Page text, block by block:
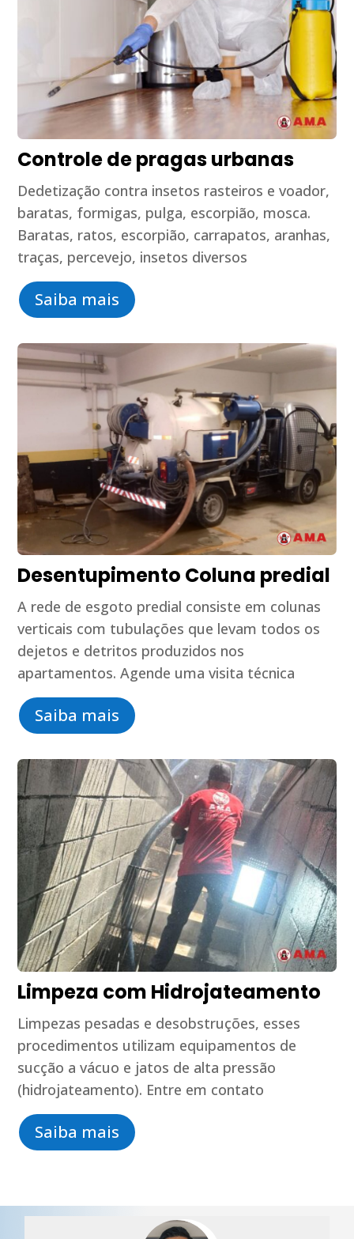
Controle de pragas urbanas
Dedetização contra insetos rasteiros e voador,
baratas, formigas, pulga, escorpião, mosca.
Baratas, ratos, escorpião, carrapatos, aranhas,
traças, percevejo, insetos diversos
Saiba mais
Desentupimento Coluna predial
A rede de esgoto predial consiste em colunas
verticais com tubulações que levam todos os
dejetos e detritos produzidos nos
apartamentos. Agende uma visita técnica
Saiba mais
Limpeza com Hidrojateamento
Limpezas pesadas e desobstruções, esses
procedimentos utilizam equipamentos de
sucção a vácuo e jatos de alta pressão
(hidrojateamento). Entre em contato
Saiba mais